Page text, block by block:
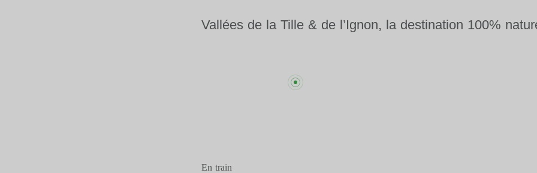
Vallées de la Tille & de l’Ignon, la destination 100%
En train